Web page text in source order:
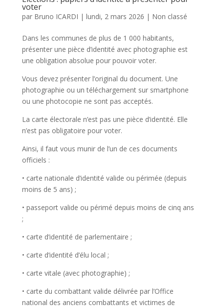
voter
par Bruno ICARDI | lundi, 2 mars 2026 | Non classé
Dans les communes de plus de 1 000 habitants,
présenter une pièce d’identité avec photographie est
une obligation absolue pour pouvoir voter.
Vous devez présenter l’original du document. Une
photographie ou un téléchargement sur smartphone
ou une photocopie ne sont pas acceptés.
La carte électorale n’est pas une pièce d’identité. Elle
n’est pas obligatoire pour voter.
Ainsi, il faut vous munir de l’un de ces documents
officiels :
• carte nationale d’identité valide ou périmée (depuis
moins de 5 ans) ;
• passeport valide ou périmé depuis moins de cinq ans
;
• carte d’identité de parlementaire ;
• carte d’identité d’élu local ;
• carte vitale (avec photographie) ;
• carte du combattant valide délivrée par l’Office
national des anciens combattants et victimes de